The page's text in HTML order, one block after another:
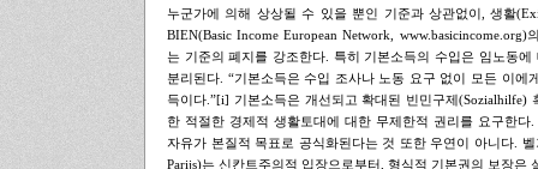
누군가에 의해 상상될 수 있을 뿐인 기준과 상관없이, 생활
BIEN(Basic Income European Network, www.basicincome.org)
는 기준의 폐지를 강조한다. 특히 기본소득의 수입은 임노동
분리된다. “기본소득은 수입 조사나 노동 요구 없이 모든 이에
득이다.”[i] 기본소득은 개선되고 확대된 빈민구제(Sozialhilfe)
한 적절한 경제적 생활토대에 대한 무제한적 권리를 요구한
자유가 본질적 목표로 공식화된다는 것 또한 우연이 아니다.
Parijs)는 신칸트주의적 입장으로부터, 형식적 기본권의 보장은